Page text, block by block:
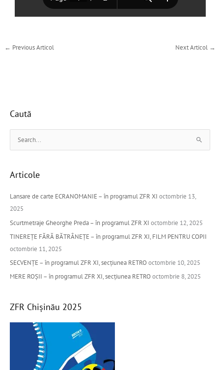
← Previous Articol Next Articol →
Caută
r
o
:
Articole
Lansare de carte ECRANOMANIE – în programul ZFR XI octombrie 13,
2025
Scurtmetraje Gheorghe Preda – în programul ZFR XI octombrie 12, 2025
TINEREȚE FĂRĂ BĂTRÂNEȚE – în programul ZFR XI, FILM PENTRU COPII
octombrie 11, 2025
SECVENȚE – în programul ZFR XI, secțiunea RETRO octombrie 10, 2025
MERE ROȘII – în programul ZFR XI, secțiunea RETRO octombrie 8, 2025
ZFR Chișinău 2025